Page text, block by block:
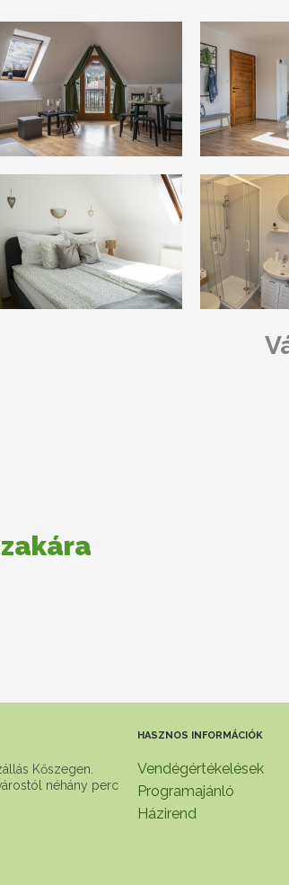
Kőszegen.
néhány perc
HASZNOS INFORMÁCIÓK
Vendégértékelések
Programajánló
Házirend